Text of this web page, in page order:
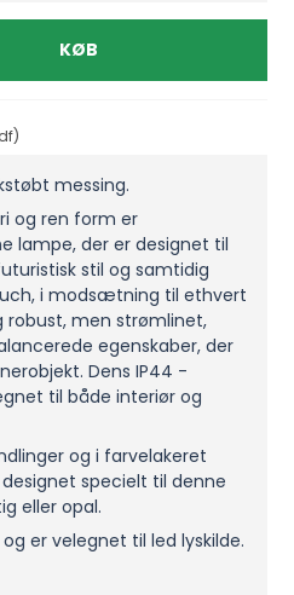
KØB
messing.
og ren form er
lampe, der er designet til
stil og samtidig
i modsætning til ethvert
men strømlinet,
egenskaber, der
Dens IP44 -
til både interiør og
og i farvelakeret
specielt til denne
eller opal.
er velegnet til led lyskilde.